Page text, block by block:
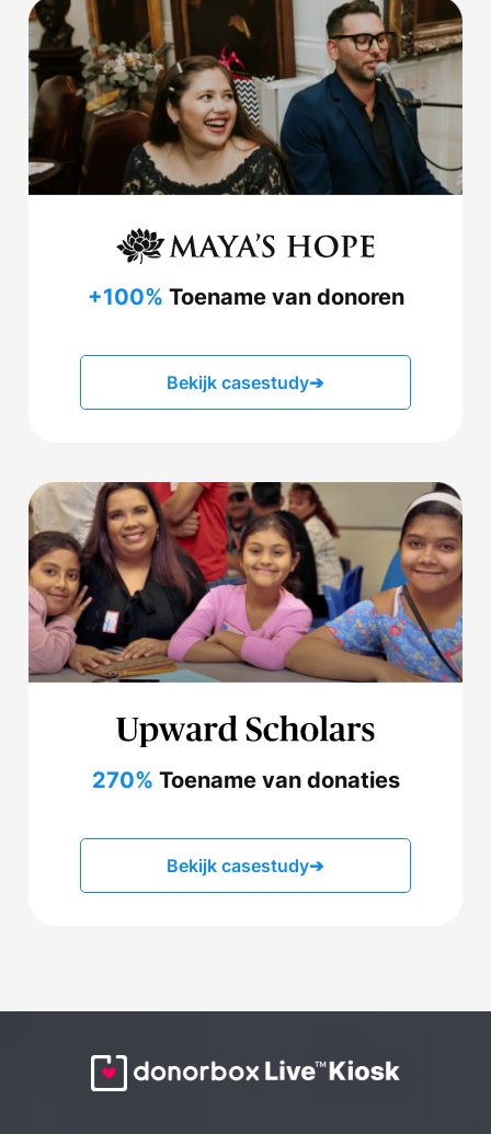
+100% Toename van donoren
Bekijk casestudy➔
270% Toename van donaties
Bekijk casestudy➔